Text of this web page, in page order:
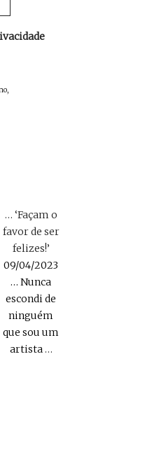
… ‘Façam o
favor de ser
felizes!’
09/04/2023
… Nunca
escondi de
ninguém
que sou um
artista…